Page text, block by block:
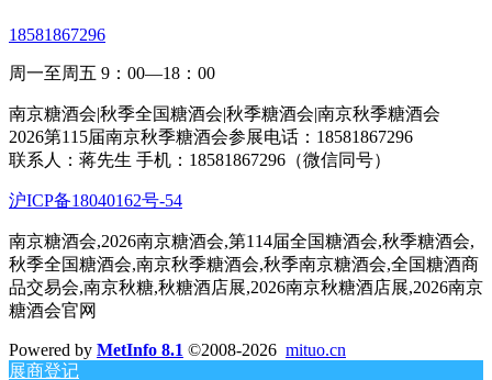
18581867296
周一至周五 9：00—18：00
南京糖酒会|秋季全国糖酒会|秋季糖酒会|南京秋季糖酒会
2026第115届南京秋季糖酒会参展电话：18581867296
联系人：蒋先生 手机：18581867296（微信同号）
沪ICP备18040162号-54
南京糖酒会,2026南京糖酒会,第114届全国糖酒会,秋季糖酒会,
秋季全国糖酒会,南京秋季糖酒会,秋季南京糖酒会,全国糖酒商
品交易会,南京秋糖,秋糖酒店展,2026南京秋糖酒店展,2026南京
糖酒会官网
Powered by MetInfo 8.1 ©2008-2026 mituo.cn
展商登记